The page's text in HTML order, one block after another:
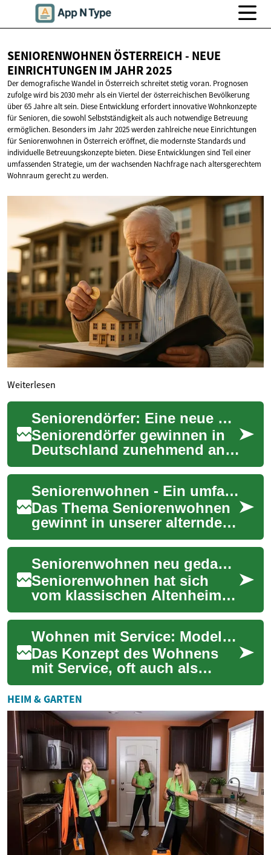
SENIORENWOHNEN ÖSTERREICH - NEUE
EINRICHTUNGEN IMJAHR 2025
Der demografische Wandel in Österreich schreitet stetig voran. Prognosen
zufolge wird bis 2030 mehr als ein Viertel der österreichischen Bevölkerung
über 65 Jahre alt sein. Diese Entwicklung erfordert innovative Wohnkonzepte
für Senioren, die sowohl Selbstständigkeit als auch notwendige Betreuung
ermöglichen. Besonders im Jahr 2025 werden zahlreiche neue Einrichtungen
für Seniorenwohnen in Österreich eröffnet, die modernste Standards und
individuelle Betreuungskonzepte bieten. Diese Entwicklungen sind Teil einer
umfassenden Strategie, um der wachsenden Nachfrage nach altersgerechtem
Wohnraum gerecht zu werden.
Weiterlesen
Seniorendörfer: Eine neue Wohnform für den Ruhestand
Seniorendörfer gewinnen in
Deutschland zunehmend an
Beliebtheit als alternative
Wohnform für den
Ruhestand. Diese spe...
Seniorenwohnen - Ein umfassender Leitfaden für ein selbstbestimmtes Leben im Alter
Das Thema Seniorenwohnen
gewinnt in unserer alternden
Gesellschaft zunehmend an
Bedeutung. Eine passende
Wohnform im ...
Seniorenwohnen neu gedacht: Barrierefrei, sicher, sozial
Seniorenwohnen hat sich
vom klassischen Altenheim
hin zu vielseitigen
Wohnformen entwickelt:
barrierefreie Apartments...
Wohnen mit Service: Modelle für ein selbstbestimmtes Alter
Das Konzept des Wohnens
mit Service, oft auch als
betreutes Wohnen
bezeichnet, gewinnt
zunehmend an Bedeutung für
ält...
HEIM & GARTEN